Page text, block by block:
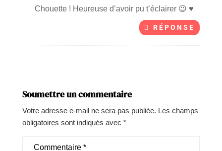
Chouette ! Heureuse d’avoir pu t’éclairer 😉 ♥
RÉPONSE
Soumettre un commentaire
Votre adresse e-mail ne sera pas publiée. Les champs
obligatoires sont indiqués avec *